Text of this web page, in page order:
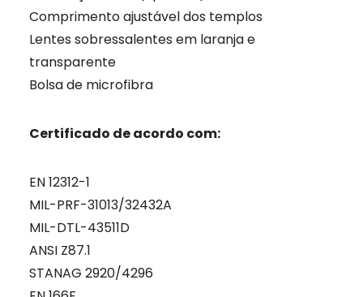
Comprimento ajustável dos templos
Lentes sobressalentes em laranja e
transparente
Bolsa de microfibra
Certificado de acordo com:
EN 12312-1
MIL-PRF-31013/32432A
MIL-DTL-43511D
ANSI Z87.1
STANAG 2920/4296